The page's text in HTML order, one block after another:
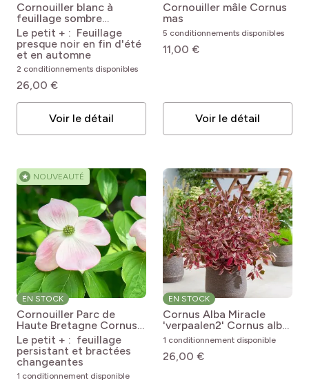
Cornouiller blanc à
feuillage sombre
NIGHTFALL® Cornus
alba 'VERPAALEN3'
NIGHTFALL®
Le petit + : Feuillage
presque noir en fin d'été
et en automne
2 conditionnements disponibles
26,00 €
Voir le détail
Cornouiller mâle Cornus
mas
5 conditionnements disponibles
11,00 €
Voir le détail
★ NOUVEAUTÉ
EN STOCK
Cornouiller Parc de
Haute Bretagne Cornus
hongkongensis Parc de
Haute Bretagne
Le petit + : feuillage
persistant et bractées
changeantes
1 conditionnement disponible
EN STOCK
Cornus Alba Miracle
'verpaalen2' Cornus alba
Miracle 'VERPAALEN2'
1 conditionnement disponible
26,00 €